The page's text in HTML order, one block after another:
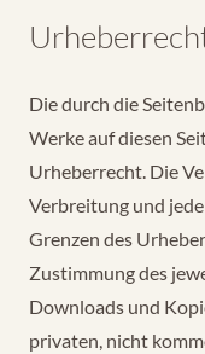
Die durch die
Werke auf diesen
Urheberrecht. Die
Verbreitung und
Grenzen des
Zustimmung des
Downloads und
privaten, nicht